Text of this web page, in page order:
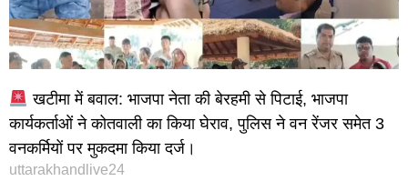
खटीमा में बवाल: भाजपा नेता की बेरहमी से पिटाई, भाजपा
कार्यकर्ताओं ने कोतवाली का किया घेराव, पुलिस ने वन रेंजर समेत 3
वनकर्मियों पर मुकदमा किया दर्ज।
uttarakhandlive24